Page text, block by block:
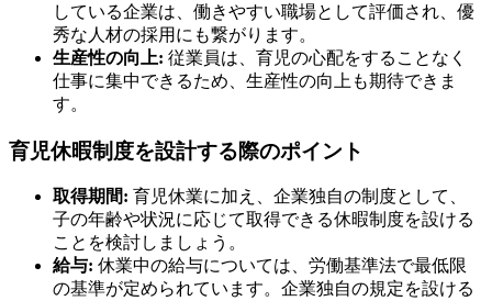
している企業は、働きやすい職場として評価され、優
秀な人材の採用にも繋がります。
生産性の向上: 従業員は、育児の心配をすることなく
仕事に集中できるため、生産性の向上も期待できま
す。
育児休暇制度を設計する際のポイント
取得期間: 育児休業に加え、企業独自の制度として、
子の年齢や状況に応じて取得できる休暇制度を設ける
ことを検討しましょう。
給与: 休業中の給与については、労働基準法で最低限
の基準が定められています。企業独自の規定を設ける